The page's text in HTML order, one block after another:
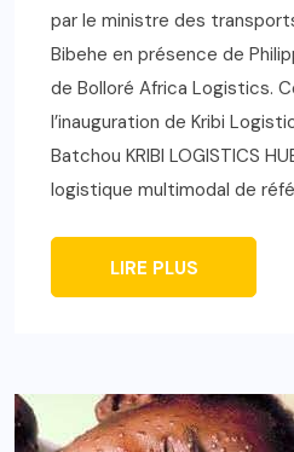
par le ministre des
Bibehe en présence de
de Bolloré Africa Logistics.
l’inauguration de Kribi
Batchou KRIBI LOGISTICS
logistique multimodal de
LIRE PLUS